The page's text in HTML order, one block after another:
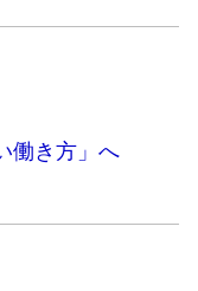
働き方」へ